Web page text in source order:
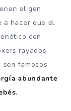
el gen
a hacer que el
con
rayados
son famosos
abundante